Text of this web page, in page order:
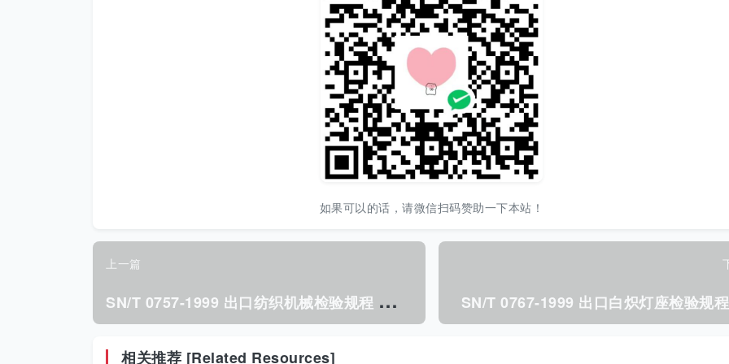
如果可以的话，请微信扫码赞助一下本站！
上一篇
S
N/T 0757-1999 出口纺织机械检验规程 棉纺环锭细纱机.pdf SN/T 0767-1999 出口白炽灯座检验规
相关推荐 [Related Resources]